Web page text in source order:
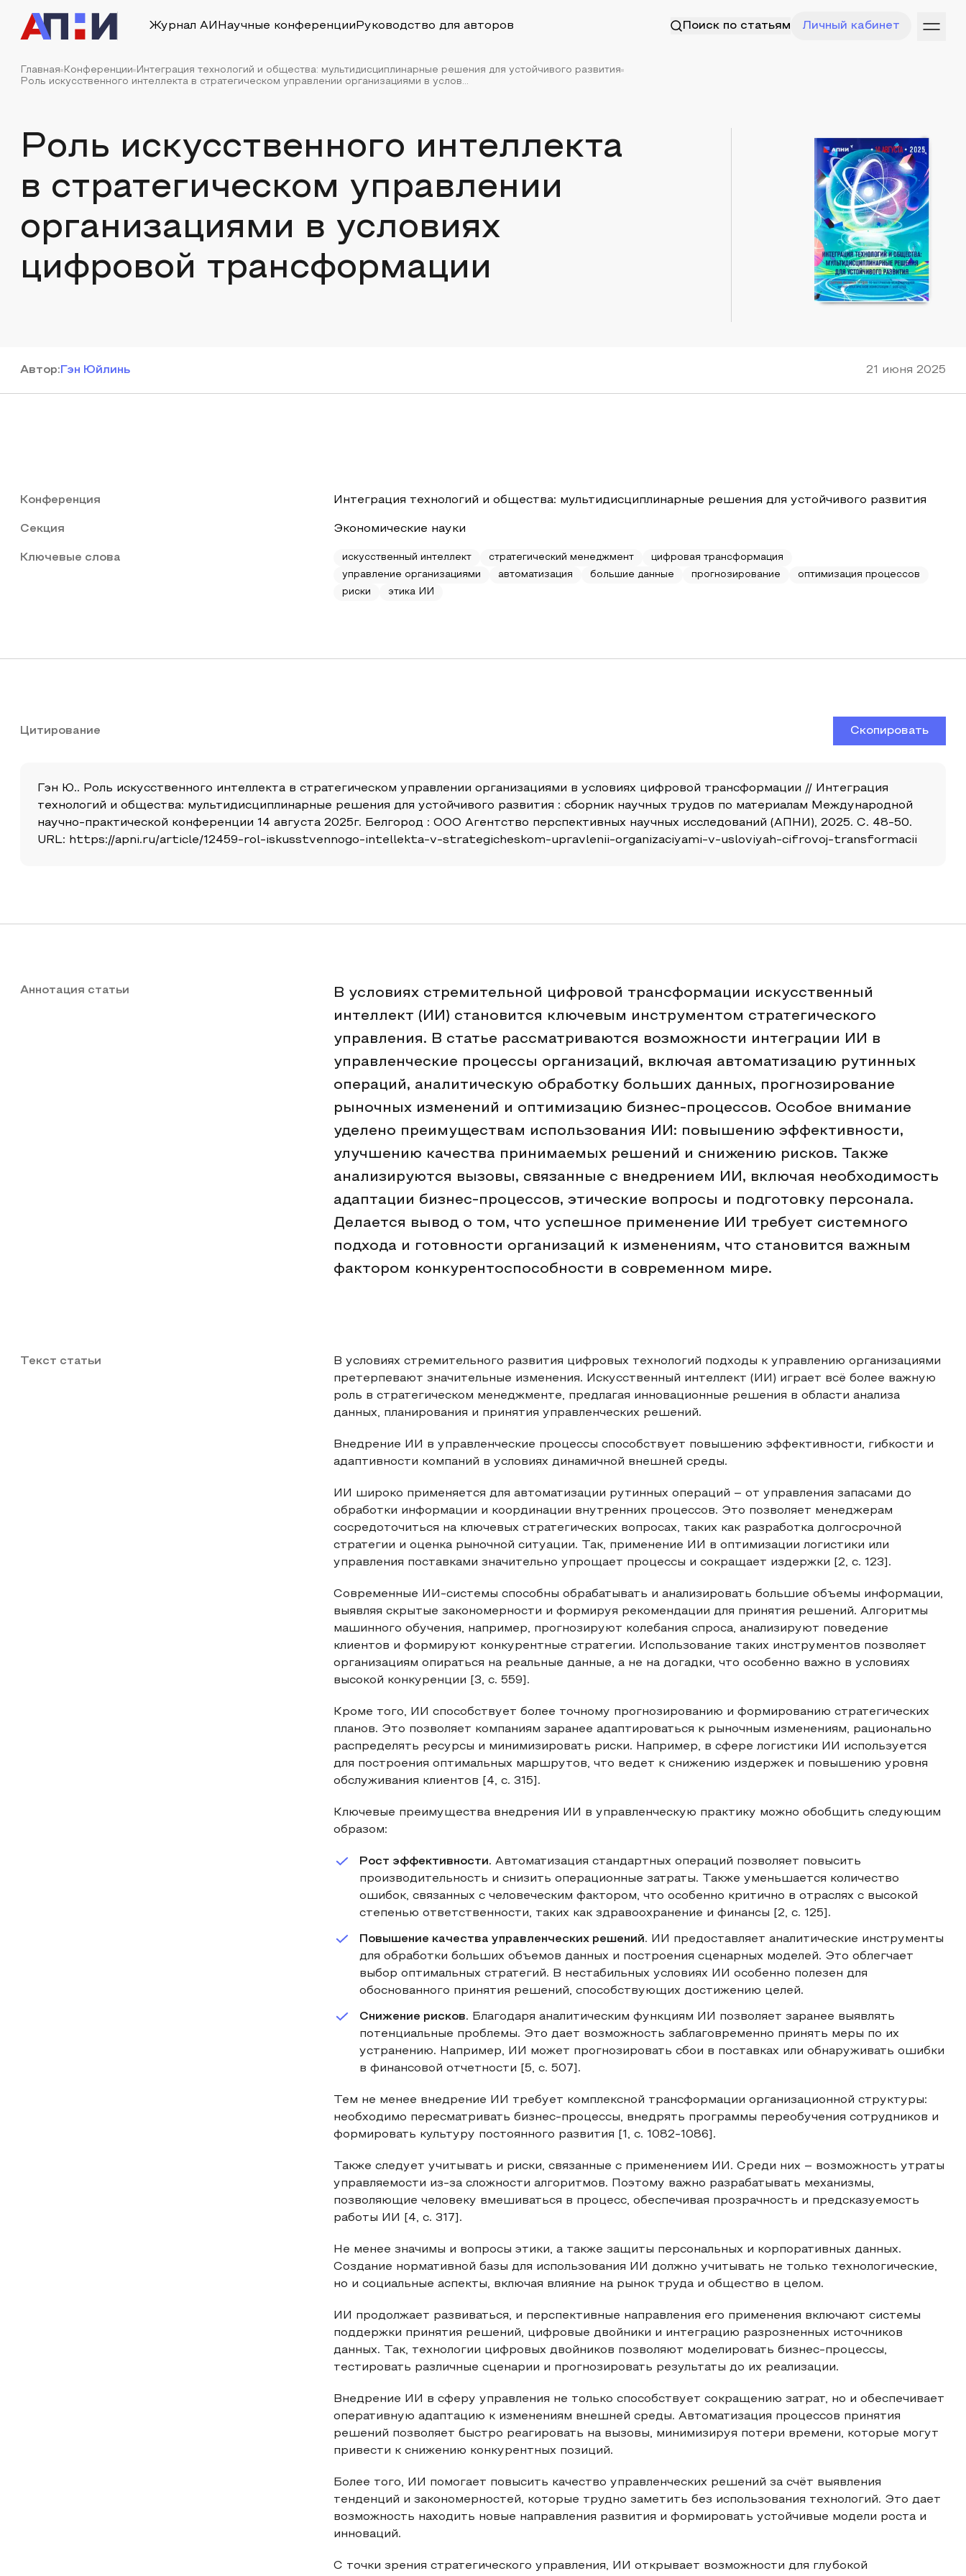
Журнал АИ Научные конференции Руководство для авторов Поиск по статьям Личный кабинет
Главная Конференции
Интеграция технологий и общества: мультидисциплинарные решения для устойчивого развития
Роль искусственного интеллекта в стратегическом управлении организациями в услов...
Роль искусственного интеллекта
в стратегическом управлении
организациями в условиях
цифровой трансформации
Автор: Гэн Юйлинь 21 июня 2025
Конференция Интеграция технологий и общества: мультидисциплинарные решения для устойчивого развития
Секция Экономические науки
Ключевые слова искусственный интеллект стратегический менеджмент
цифровая трансформация
управление организациями
автоматизация большие данные прогнозирование
оптимизация процессов
риски
этика ИИ
Цитирование Скопировать
Гэн Ю.. Роль искусственного интеллекта в стратегическом управлении организациями в условиях цифровой трансформации // Интеграция
технологий и общества: мультидисциплинарные решения для устойчивого развития : сборник научных трудов по материалам Международной
научно-практической конференции 14 августа 2025г. Белгород : ООО Агентство перспективных научных исследований (АПНИ), 2025. С. 48-50.
URL: https://apni.ru/article/12459-rol-iskusstvennogo-intellekta-v-strategicheskom-upravlenii-organizaciyami-v-usloviyah-cifrovoj-transformacii
Аннотация статьи
В условиях стремительной цифровой трансформации искусственный
интеллект (ИИ) становится ключевым инструментом стратегического
управления. В статье рассматриваются возможности интеграции ИИ в
управленческие процессы организаций, включая автоматизацию рутинных
операций, аналитическую обработку больших данных, прогнозирование
рыночных изменений и оптимизацию бизнес-процессов. Особое внимание
уделено преимуществам использования ИИ: повышению эффективности,
улучшению качества принимаемых решений и снижению рисков. Также
анализируются вызовы, связанные с внедрением ИИ, включая необходимость
адаптации бизнес-процессов, этические вопросы и подготовку персонала.
Делается вывод о том, что успешное применение ИИ требует системного
подхода и готовности организаций к изменениям, что становится важным
фактором конкурентоспособности в современном мире.
Текст статьи
В условиях стремительного развития цифровых технологий подходы к управлению организациями
претерпевают значительные изменения. Искусственный интеллект (ИИ) играет всё более важную
роль в стратегическом менеджменте, предлагая инновационные решения в области анализа
данных, планирования и принятия управленческих решений.
Внедрение ИИ в управленческие процессы способствует повышению эффективности, гибкости и
адаптивности компаний в условиях динамичной внешней среды.
ИИ широко применяется для автоматизации рутинных операций – от управления запасами до
обработки информации и координации внутренних процессов. Это позволяет менеджерам
сосредоточиться на ключевых стратегических вопросах, таких как разработка долгосрочной
стратегии и оценка рыночной ситуации. Так, применение ИИ в оптимизации логистики или
управления поставками значительно упрощает процессы и сокращает издержки [2, с. 123].
Современные ИИ-системы способны обрабатывать и анализировать большие объемы информации,
выявляя скрытые закономерности и формируя рекомендации для принятия решений. Алгоритмы
машинного обучения, например, прогнозируют колебания спроса, анализируют поведение
клиентов и формируют конкурентные стратегии. Использование таких инструментов позволяет
организациям опираться на реальные данные, а не на догадки, что особенно важно в условиях
высокой конкуренции [3, с. 559].
Кроме того, ИИ способствует более точному прогнозированию и формированию стратегических
планов. Это позволяет компаниям заранее адаптироваться к рыночным изменениям, рационально
распределять ресурсы и минимизировать риски. Например, в сфере логистики ИИ используется
для построения оптимальных маршрутов, что ведет к снижению издержек и повышению уровня
обслуживания клиентов [4, с. 315].
Ключевые преимущества внедрения ИИ в управленческую практику можно обобщить следующим
образом:
Рост эффективности. Автоматизация стандартных операций позволяет повысить
производительность и снизить операционные затраты. Также уменьшается количество
ошибок, связанных с человеческим фактором, что особенно критично в отраслях с высокой
степенью ответственности, таких как здравоохранение и финансы [2, с. 125].
Повышение качества управленческих решений. ИИ предоставляет аналитические инструменты
для обработки больших объемов данных и построения сценарных моделей. Это облегчает
выбор оптимальных стратегий. В нестабильных условиях ИИ особенно полезен для
обоснованного принятия решений, способствующих достижению целей.
Снижение рисков. Благодаря аналитическим функциям ИИ позволяет заранее выявлять
потенциальные проблемы. Это дает возможность заблаговременно принять меры по их
устранению. Например, ИИ может прогнозировать сбои в поставках или обнаруживать ошибки
в финансовой отчетности [5, с. 507].
Тем не менее внедрение ИИ требует комплексной трансформации организационной структуры:
необходимо пересматривать бизнес-процессы, внедрять программы переобучения сотрудников и
формировать культуру постоянного развития [1, с. 1082-1086].
Также следует учитывать и риски, связанные с применением ИИ. Среди них – возможность утраты
управляемости из-за сложности алгоритмов. Поэтому важно разрабатывать механизмы,
позволяющие человеку вмешиваться в процесс, обеспечивая прозрачность и предсказуемость
работы ИИ [4, с. 317].
Не менее значимы и вопросы этики, а также защиты персональных и корпоративных данных.
Создание нормативной базы для использования ИИ должно учитывать не только технологические,
но и социальные аспекты, включая влияние на рынок труда и общество в целом.
ИИ продолжает развиваться, и перспективные направления его применения включают системы
поддержки принятия решений, цифровые двойники и интеграцию разрозненных источников
данных. Так, технологии цифровых двойников позволяют моделировать бизнес-процессы,
тестировать различные сценарии и прогнозировать результаты до их реализации.
Внедрение ИИ в сферу управления не только способствует сокращению затрат, но и обеспечивает
оперативную адаптацию к изменениям внешней среды. Автоматизация процессов принятия
решений позволяет быстро реагировать на вызовы, минимизируя потери времени, которые могут
привести к снижению конкурентных позиций.
Более того, ИИ помогает повысить качество управленческих решений за счёт выявления
тенденций и закономерностей, которые трудно заметить без использования технологий. Это дает
возможность находить новые направления развития и формировать устойчивые модели роста и
инноваций.
С точки зрения стратегического управления, ИИ открывает возможности для глубокой